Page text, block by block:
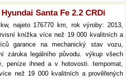
Hyundai Santa Fe 2.2 CRDi
najeto 176770 km, rok výroby: 2013,
knížka více než 19 000 kvalitních a
garance na mechanický stav vozu,
záruka legálního původu. výkup všech
peníze ihned a v hotovosti. tempomat,
než 19 000 kvalitních a prověřených